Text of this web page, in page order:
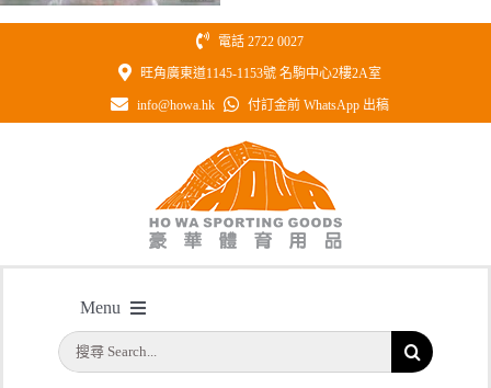
電話 2722 0027
旺角廣東道1145-1153號 名駒中心2樓2A室
info@howa.hk 付訂金前 WhatsApp 出稿
Menu
首頁
搜
索
主頁 型號: HW03225 外形獨特的水晶獎座